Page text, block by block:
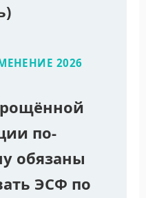
2026
по-
обязаны
ЭСФ по